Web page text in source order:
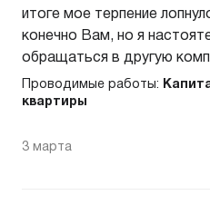
итоге мое терпение
конечно Вам, но я
обращаться в другую
Проводимые работы:
квартиры
3 марта